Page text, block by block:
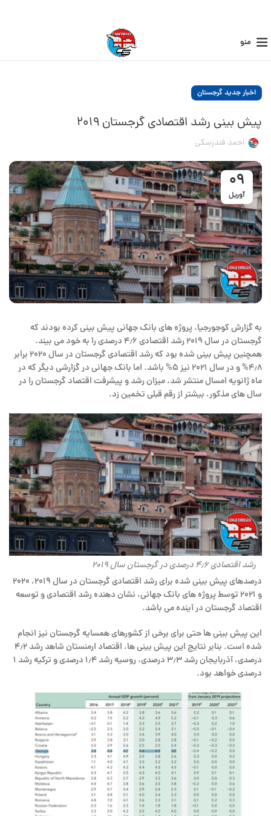
منو
اخبار جدید گرجستان
پیش بینی رشد اقتصادی گرجستان ۲۰۱۹
احمد فندرسکی
09
آوریل
به گزارش کوجورجیا، پروژه های بانک جهانی پیش بینی کرده بودند که
گرجستان در سال ۲۰۱۹ رشد اقتصادی ۴٫۶ درصدی را به خود می بیند.
همچنین پیش بینی شده بود که رشد اقتصادی گرجستان در سال ۲۰۲۰ برابر
۴٫۸% و در سال ۲۰۲۱ نیز ۵% باشد. اما بانک جهانی در گزارشی دیگر که در
ماه ژانویه امسال منتشر شد، میزان رشد و پیشرفت اقتصاد گرجستان را در
سال های مذکور، بیشتر از رقم قبلی تخمین زد.
رشد اقتصادی ۴٫۶ درصدی در گرجستان سال ۲۰۱۹
درصدهای پیش بینی شده برای رشد اقتصادی گرجستان در سال ۲۰۱۹، ۲۰۲۰
و ۲۰۲۱ توسط پروژه های بانک جهانی، نشان دهنده رشد اقتصادی و توسعه
اقتصاد گرجستان در آینده می باشد.
این پیش بینی ها حتی برای برخی از کشورهای همسایه گرجستان نیز انجام
شده است. بنابر نتایج این پیش بینی ها، اقتصاد ارمنستان شاهد رشد ۴٫۲
درصدی، آذربایجان رشد ۳٫۳ درصدی، روسیه رشد ۱٫۴ درصدی و ترکیه رشد ۱
درصدی خواهد بود.